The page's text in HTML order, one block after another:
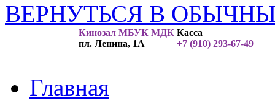
ВЕРНУТЬСЯ В
Кинозал МБУК МДК
пл. Ленина, 1А
Касса
+7 (910) 293-67-49
Главная